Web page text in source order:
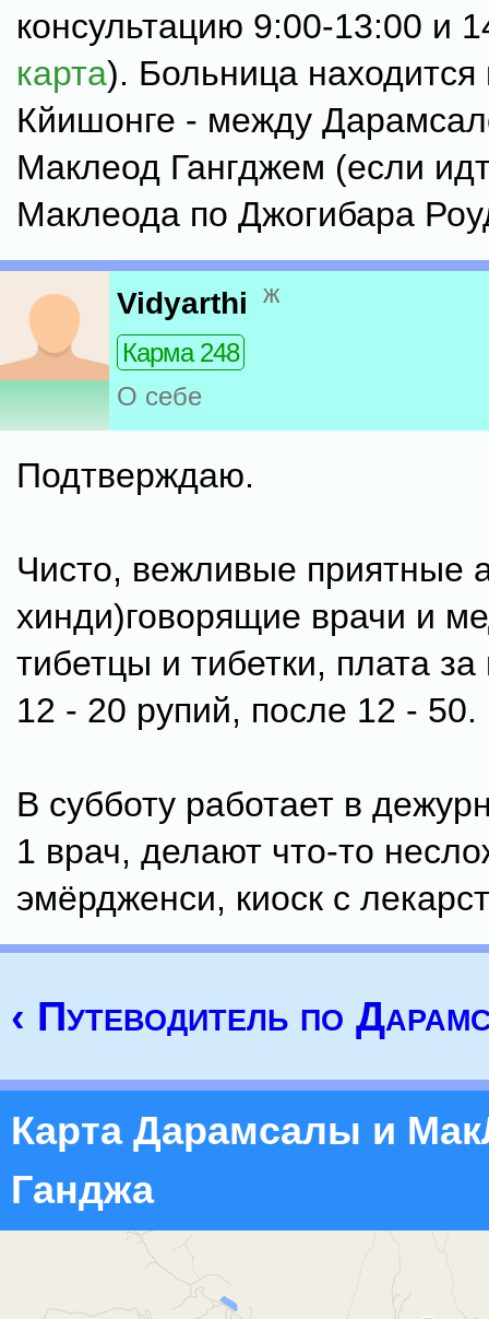
консультацию 9:00-13:00 и
карта). Больница находится
Кйишонге - между
Маклеод Гангджем (если
Маклеода по Джогибара
Vidyarthi ж
Карма 248
О себе
Подтверждаю.
Чисто, вежливые приятные
хинди)говорящие врачи и
тибетцы и тибетки, плата
12 - 20 рупий, после 12 - 50.
В субботу работает в
1 врач, делают что-то
эмёрдженси, киоск с
‹ Путеводитель по
Карта Дарамсалы и
Ганджа